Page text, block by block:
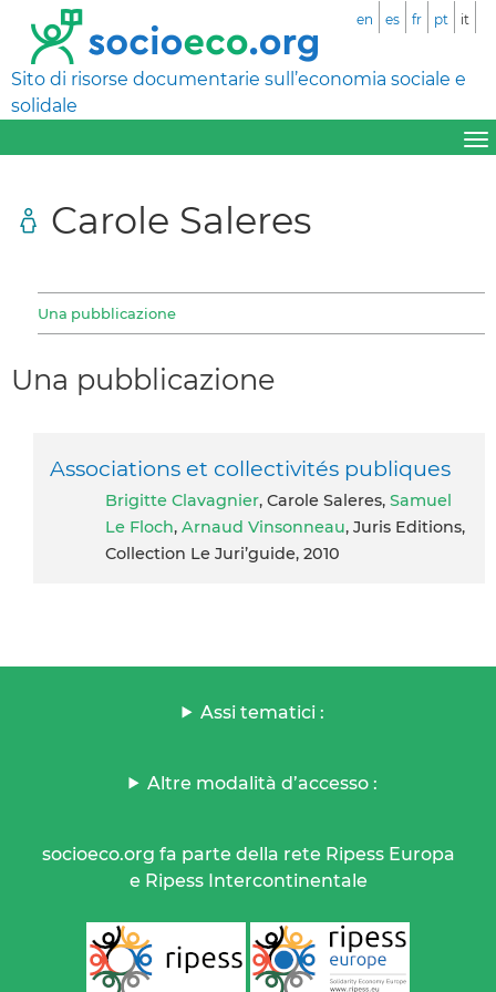
Sito di risorse documentarie sull’economia sociale e
solidale
en es fr pt it
Carole Saleres
Una pubblicazione
Una pubblicazione
Associations et collectivités publiques
Brigitte Clavagnier, Carole Saleres, Samuel
Le Floch, Arnaud Vinsonneau, Juris Editions,
Collection Le Juri’guide, 2010
Assi tematici :
Altre modalità d’accesso :
socioeco.org fa parte della rete Ripess Europa
e Ripess Intercontinentale